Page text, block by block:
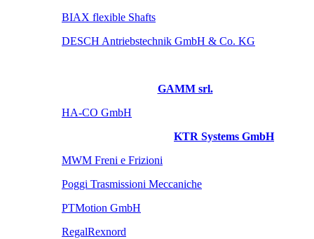
BIAX flexible Shafts
DESCH Antriebstechnik GmbH & Co. KG
GAMM srl.
HA-CO GmbH
KTR Systems GmbH
MWM Freni e Frizioni
Poggi Trasmissioni Meccaniche
PTMotion GmbH
RegalRexnord